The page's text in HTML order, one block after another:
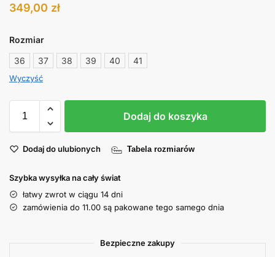
349,00 zł
Rozmiar
36
37 38 39 40 41
Wyczyść
Dodaj do koszyka
Dodaj do ulubionych Tabela rozmiarów
Szybka wysyłka na cały świat
łatwy zwrot w ciągu 14 dni
zamówienia do 11.00 są pakowane tego samego dnia
Bezpieczne zakupy